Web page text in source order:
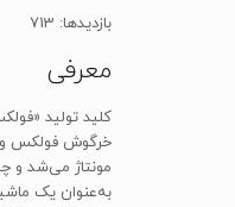
بازدیدها: 713
معرفی